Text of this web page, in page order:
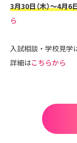
3月30日（木）～4月6
ら
入試相談・学校見学
詳細はこちらから